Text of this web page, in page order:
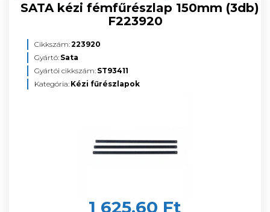
SATA kézi fémfűrészlap 150mm (3db)
F223920
Cikkszám:223920
Gyártó: Sata
Gyártói cikkszám: ST93411
Kategória: Kézi fűrészlapok
1 625,60 Ft